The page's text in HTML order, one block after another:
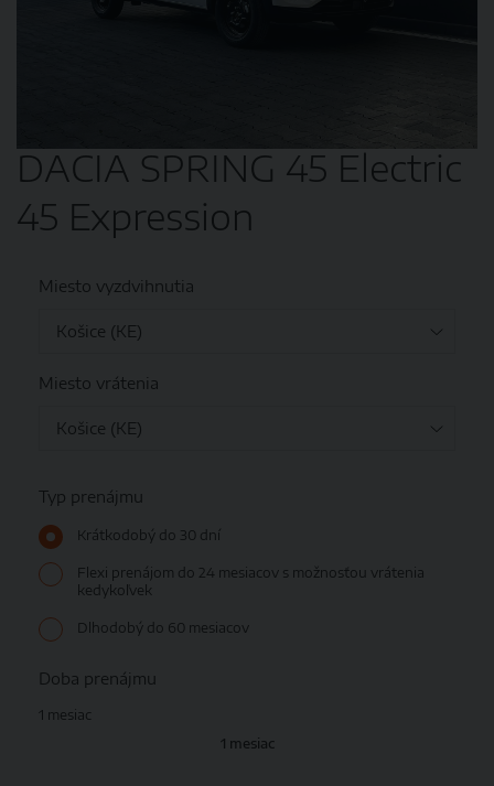
DACIA SPRING 45 Electric
45 Expression
Miesto vyzdvihnutia
Miesto vrátenia
Typ prenájmu
Krátkodobý do 30 dní
Flexi prenájom do 24 mesiacov s možnosťou vrátenia
kedykoľvek
Dlhodobý do 60 mesiacov
Doba prenájmu
1 mesiac
1 mesiac